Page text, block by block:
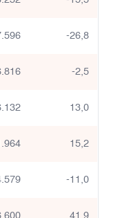
-26,8
-2,5
13,0
15,2
-11,0